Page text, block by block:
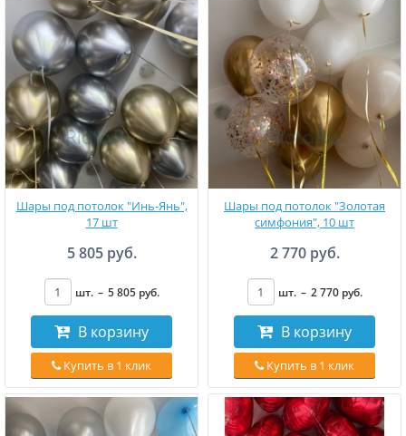
Шары под потолок "Инь-Янь",
17 шт
5 805 руб.
шт. – 5 805 руб.
В корзину
Купить в 1 клик
Шары под потолок "Золотая
симфония", 10 шт
2 770 руб.
шт. – 2 770 руб.
В корзину
Купить в 1 клик